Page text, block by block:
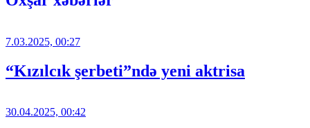
7.03.2025, 00:27
“Kızılcık şerbeti”ndə yeni aktrisa
30.04.2025, 00:42